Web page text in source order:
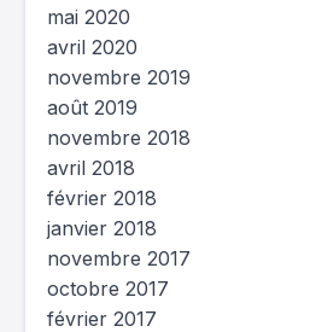
mai 2020
avril 2020
novembre 2019
août 2019
novembre 2018
avril 2018
février 2018
janvier 2018
novembre 2017
octobre 2017
février 2017